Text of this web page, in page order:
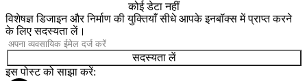
कोई डेटा नहीं
विशेषज्ञ डिजाइन और निर्माण की युक्तियाँ सीधे आपके इनबॉक्स में प्राप्त करने
के लिए सदस्यता लें।
सदस्यता लें
इस पोस्ट को साझा करें: